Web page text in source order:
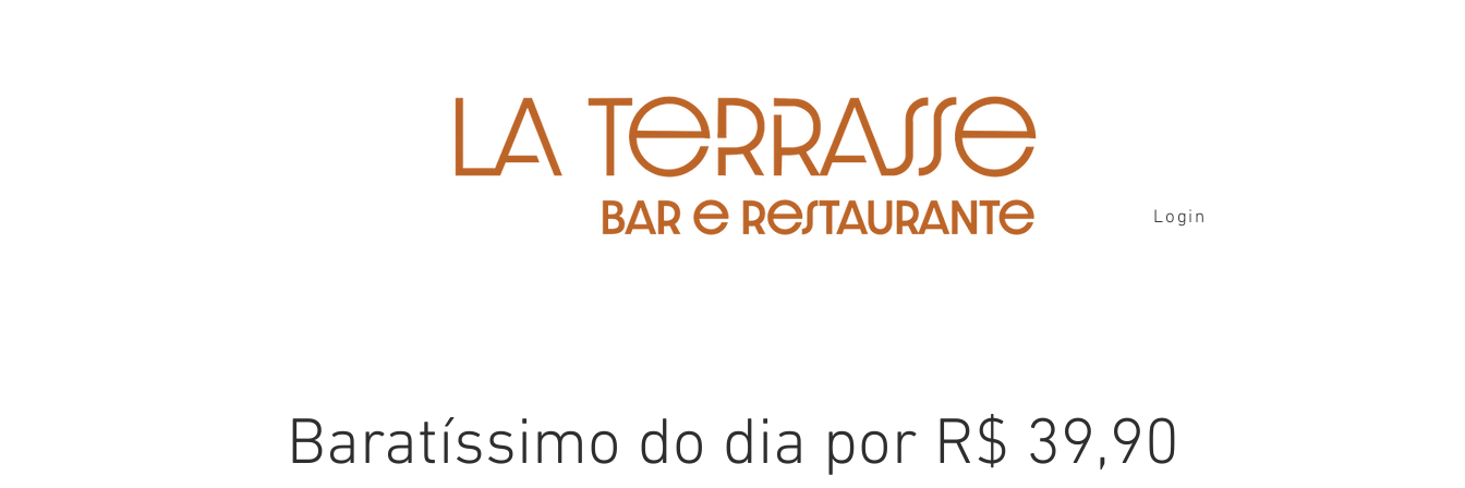
Login
Baratíssimo do dia por R$ 39,90